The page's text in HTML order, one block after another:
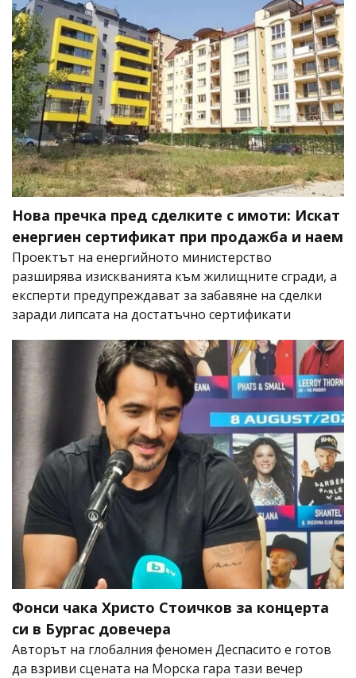
Нова пречка пред сделките с имоти: Искат
енергиен сертификат при продажба и наем
Проектът на енергийното министерство
разширява изискванията към жилищните сгради, а
експерти предупреждават за забавяне на сделки
заради липсата на достатъчно сертификати
Фонси чака Христо Стоичков за концерта
си в Бургас довечера
Авторът на глобалния феномен Деспасито е готов
да взриви сцената на Морска гара тази вечер